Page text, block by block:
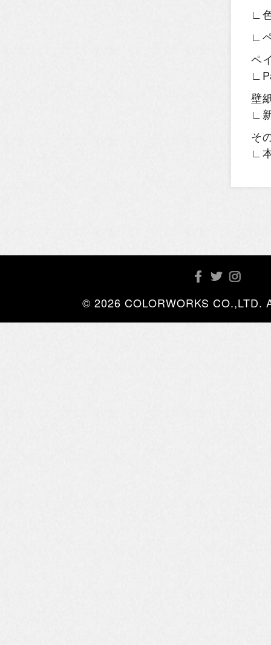
∟
∟
ペ
壁
∟
そ
∟
© 2026 COLORWORKS CO.,LTD.